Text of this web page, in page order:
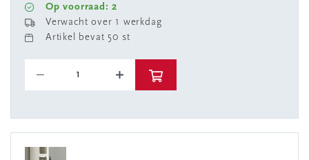
Op voorraad: 2
Verwacht over 1 werkdag
Artikel bevat 50 st